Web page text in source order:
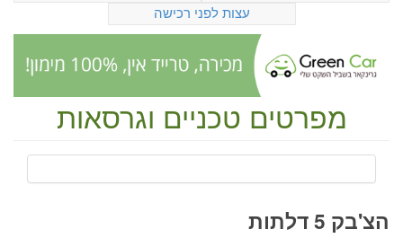
עצות לפני רכישה
מפרטים טכניים וגרסאות
הצ'בק 5 דלתות